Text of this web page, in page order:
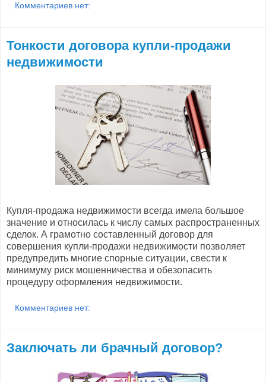
Комментариев нет:
Тонкости договора купли-продажи
недвижимости
Купля-продажа недвижимости всегда имела большое
значение и относилась к числу самых распространенных
сделок. А грамотно составленный договор для
совершения купли-продажи недвижимости позволяет
предупредить многие спорные ситуации, свести к
минимуму риск мошенничества и обезопасить
процедуру оформления недвижимости.
Комментариев нет:
Заключать ли брачный договор?